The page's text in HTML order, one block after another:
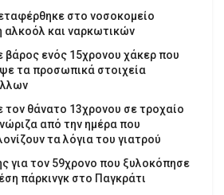
στο νοσοκομείο
αλκοόλ και ναρκωτικών
βάρος ενός 15χρονου χάκερ που
τα προσωπικά στοιχεία
τον θάνατο 13χρονου σε τροχαίο
από την ημέρα που
τα λόγια του γιατρού
για τον 59χρονο που ξυλοκόπησε
πάρκινγκ στο Παγκράτι